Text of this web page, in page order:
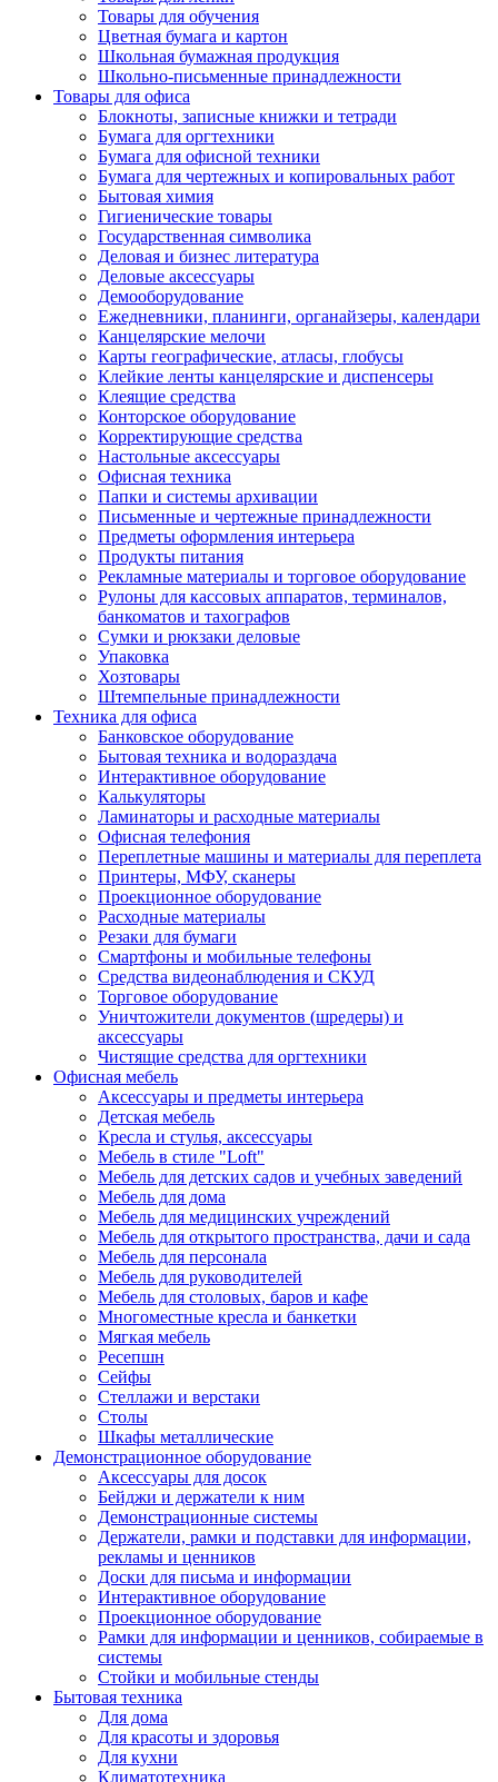
Товары для обучения
Цветная бумага и картон
Школьная бумажная продукция
Школьно-письменные принадлежности
Товары для офиса
Блокноты, записные книжки и тетради
Бумага для оргтехники
Бумага для офисной техники
Бумага для чертежных и копировальных работ
Бытовая химия
Гигиенические товары
Государственная символика
Деловая и бизнес литература
Деловые аксессуары
Демооборудование
Ежедневники, планинги, органайзеры, календари
Канцелярские мелочи
Карты географические, атласы, глобусы
Клейкие ленты канцелярские и диспенсеры
Клеящие средства
Конторское оборудование
Корректирующие средства
Настольные аксессуары
Офисная техника
Папки и системы архивации
Письменные и чертежные принадлежности
Предметы оформления интерьера
Продукты питания
Рекламные материалы и торговое оборудование
Рулоны для кассовых аппаратов, терминалов,
банкоматов и тахографов
Сумки и рюкзаки деловые
Упаковка
Хозтовары
Штемпельные принадлежности
Техника для офиса
Банковское оборудование
Бытовая техника и водораздача
Интерактивное оборудование
Калькуляторы
Ламинаторы и расходные материалы
Офисная телефония
Переплетные машины и материалы для переплета
Принтеры, МФУ, сканеры
Проекционное оборудование
Расходные материалы
Резаки для бумаги
Смартфоны и мобильные телефоны
Средства видеонаблюдения и СКУД
Торговое оборудование
Уничтожители документов (шредеры) и
аксессуары
Чистящие средства для оргтехники
Офисная мебель
Аксессуары и предметы интерьера
Детская мебель
Кресла и стулья, аксессуары
Мебель в стиле "Loft"
Мебель для детских садов и учебных заведений
Мебель для дома
Мебель для медицинских учреждений
Мебель для открытого пространства, дачи и сада
Мебель для персонала
Мебель для руководителей
Мебель для столовых, баров и кафе
Многоместные кресла и банкетки
Мягкая мебель
Ресепшн
Сейфы
Стеллажи и верстаки
Столы
Шкафы металлические
Демонстрационное оборудование
Аксессуары для досок
Бейджи и держатели к ним
Демонстрационные системы
Держатели, рамки и подставки для информации,
рекламы и ценников
Доски для письма и информации
Интерактивное оборудование
Проекционное оборудование
Рамки для информации и ценников, собираемые в
системы
Стойки и мобильные стенды
Бытовая техника
Для дома
Для красоты и здоровья
Для кухни
Климатотехника